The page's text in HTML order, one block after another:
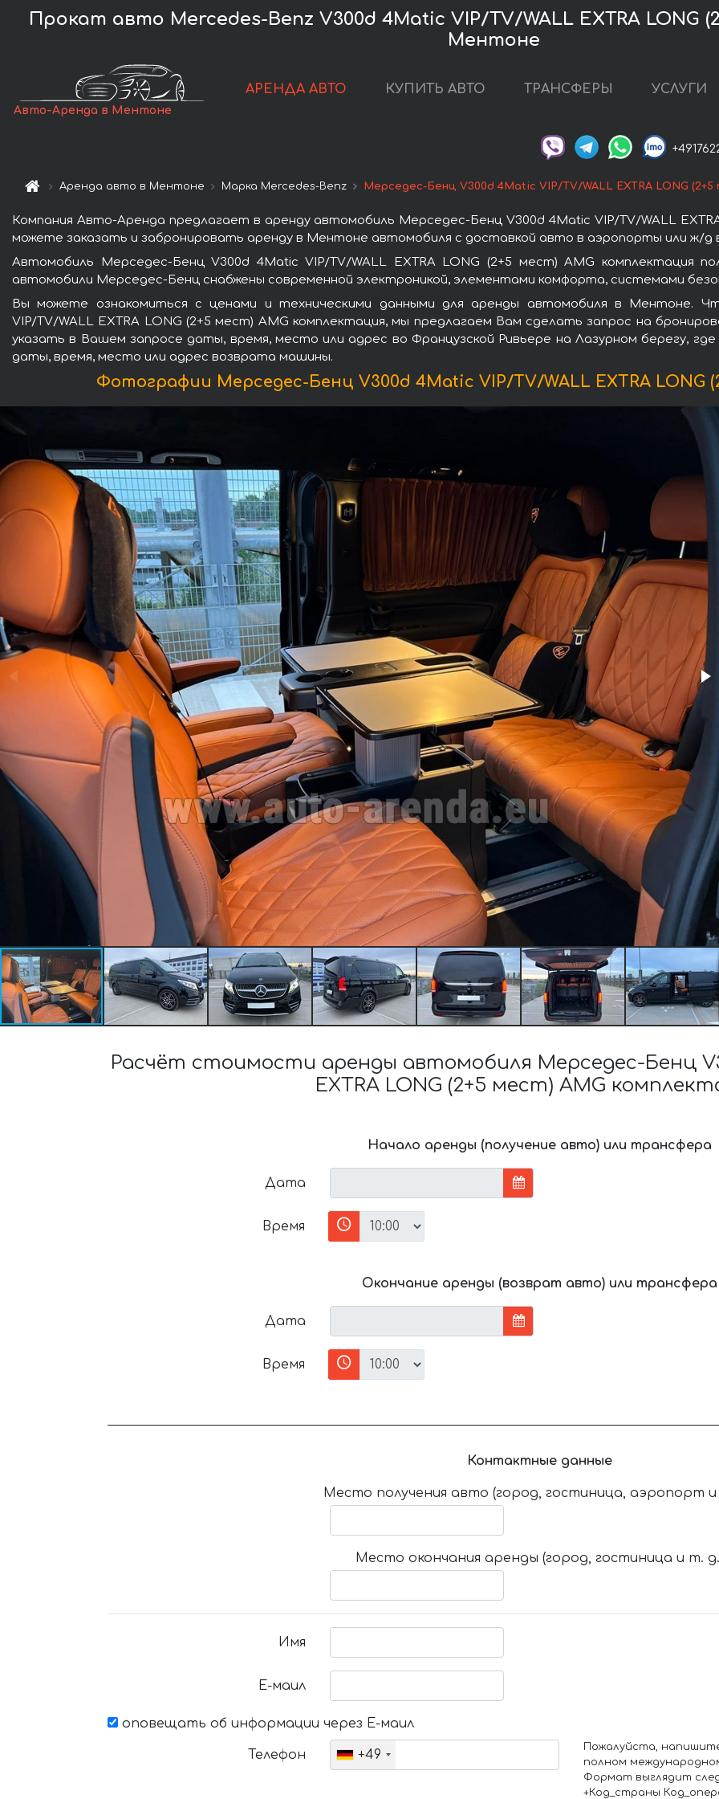
Прокат авто Mercedes-Benz V300d 4Matic VIP/TV/WALL EXTRA LONG
Ментоне
Авто-Аренда в Ментоне
АРЕНДА АВТО КУПИТЬ АВТО ТРАНСФЕРЫ УСЛУГИ
Аренда авто в Ментоне Марка Mercedes-Benz Мерседес-Бенц V300d 4Matic VIP/TV/WALL EXTRA LONG
Компания Авто-Аренда предлагает в аренду автомобиль Мерседес-Бенц V300d 4Matic VIP/TV/WALL
можете заказать и забронировать аренду в Ментоне автомобиля с доставкой авто в аэропорты или ж/д
Автомобиль Мерседес-Бенц V300d 4Matic VIP/TV/WALL EXTRA LONG (2+5 мест) AMG комплектация
автомобили Мерседес-Бенц снабжены современной электроникой, элементами комфорта, системами
Вы можете ознакомиться с ценами и техническими данными для аренды автомобиля в Ментоне.
VIP/TV/WALL EXTRA LONG (2+5 мест) AMG комплектация, мы предлагаем Вам сделать запрос на
указать в Вашем запросе даты, время, место или адрес во Французской Ривьере на Лазурном берегу,
даты, время, место или адрес возврата машины.
Фотографии Мерседес-Бенц V300d 4Matic VIP/TV/WALL EXTRA LONG
Расчёт стоимости аренды автомобиля Мерседес-Бенц
EXTRA LONG (2+5 мест) AMG
Начало аренды (получение авто) или трансфера
Дата
Время
Окончание аренды (возврат авто) или трансфера
Дата
Время
Контактные данные
Место получения авто (город, гостиница, аэропорт и
Место окончания аренды (город, гостиница и т.
Имя
Е-маил
оповещать об информации через Е-маил
Телефон +49
Пожалуйста,
полном
Формат выглядит
+Код_страны